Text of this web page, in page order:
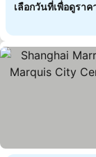
เลือกวันที่เพื่อดูรา